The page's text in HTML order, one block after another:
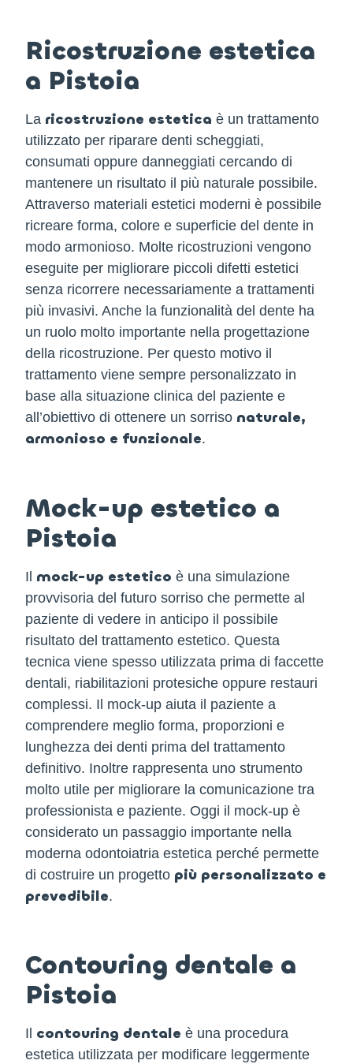
Ricostruzione estetica
a Pistoia
La ricostruzione estetica è un trattamento
utilizzato per riparare denti scheggiati,
consumati oppure danneggiati cercando di
mantenere un risultato il più naturale possibile.
Attraverso materiali estetici moderni è possibile
ricreare forma, colore e superficie del dente in
modo armonioso. Molte ricostruzioni vengono
eseguite per migliorare piccoli difetti estetici
senza ricorrere necessariamente a trattamenti
più invasivi. Anche la funzionalità del dente ha
un ruolo molto importante nella progettazione
della ricostruzione. Per questo motivo il
trattamento viene sempre personalizzato in
base alla situazione clinica del paziente e
all’obiettivo di ottenere un sorriso naturale,
armonioso e funzionale.
Mock-up estetico a
Pistoia
Il mock-up estetico è una simulazione
provvisoria del futuro sorriso che permette al
paziente di vedere in anticipo il possibile
risultato del trattamento estetico. Questa
tecnica viene spesso utilizzata prima di faccette
dentali, riabilitazioni protesiche oppure restauri
complessi. Il mock-up aiuta il paziente a
comprendere meglio forma, proporzioni e
lunghezza dei denti prima del trattamento
definitivo. Inoltre rappresenta uno strumento
molto utile per migliorare la comunicazione tra
professionista e paziente. Oggi il mock-up è
considerato un passaggio importante nella
moderna odontoiatria estetica perché permette
di costruire un progetto più personalizzato e
prevedibile.
Contouring dentale a
Pistoia
Il contouring dentale è una procedura
estetica utilizzata per modificare leggermente